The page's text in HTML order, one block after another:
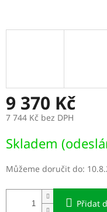
9 370 Kč
7 744 Kč bez DPH
cena:
Skladem
Můžeme doručit do:
Přidat